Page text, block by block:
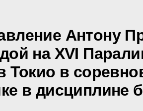
Антону
на XVI
Токио в
в дисциплине